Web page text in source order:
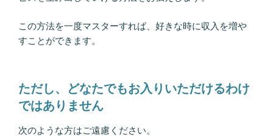
この方法を一度マスターすれば、好きな時に収入を増や
すことができます。
ただし、どなたでもお入りいただけるわけ
ではありません
次のような方はご遠慮ください。